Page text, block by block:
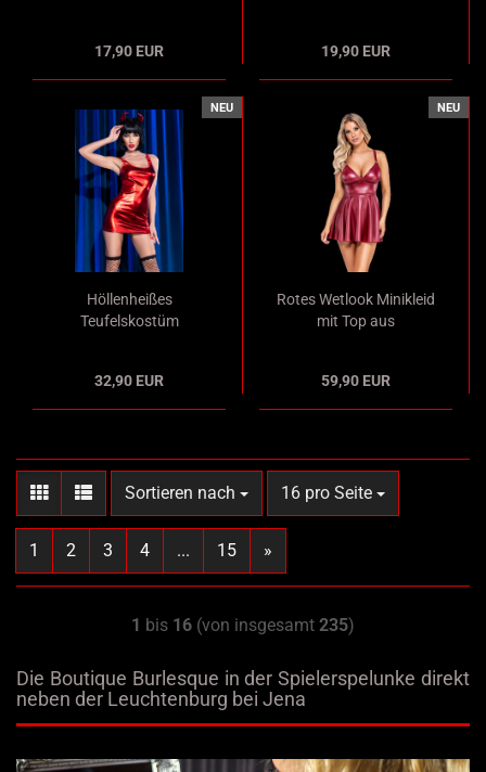
Schleifchen und frechen
Ausschnitten
17,90 EUR
Ausschnitten
19,90 EUR
NEU
Höllenheißes
Teufelskostüm
Hörnern, Strümpfen
und String
32,90 EUR
NEU
Rotes Wetlook Minikleid
mit Top aus
Schulterträgern
59,90 EUR
Sortieren nach
Sortieren nach 16 pro Seite
pro Seite
1 2 3 4 ... 15 »
1 bis 16 (von insgesamt 235)
Die Boutique Burlesque in der Spielerspelunke direkt
neben der Leuchtenburg bei Jena